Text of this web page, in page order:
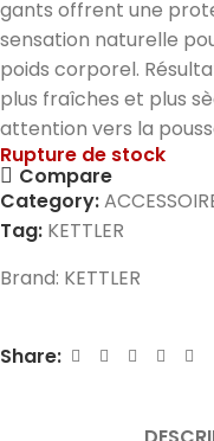
gants offrent une
sensation naturelle
poids corporel.
plus fraîches et plus
attention vers la
Rupture de stock
Compare
Category:
Tag: KETTLER
Brand: KETTLER
Share: